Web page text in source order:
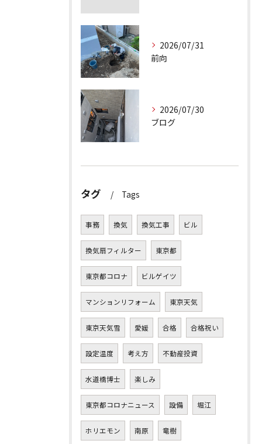
2026/07/31
前向
2026/07/30
ブログ
タグ Tags
事務 換気 換気工事 ビル
換気扇フィルター 東京都
東京都コロナ ビルゲイツ
マンションリフォーム 東京天気
東京天気雪 愛媛 合格 合格祝い
設定温度 考え方 不動産投資
水道橋博士 楽しみ
東京都コロナニュース 設備 堀江
ホリエモン 南原 竜樹